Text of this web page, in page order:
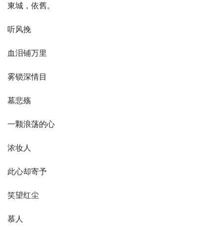
東城，依舊。
听风挽
血泪铺万里
雾锁深情目
墓悲殇
一颗浪荡的心
浓妆人
此心却寄予
笑望红尘
慕人